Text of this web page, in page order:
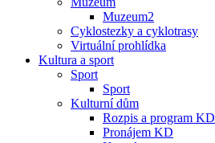
Muzeum2
Cyklostezky a cyklotrasy
Virtuální prohlídka
Kultura a sport
Sport
Sport
Kulturní dům
Rozpis a program KD
Pronájem KD